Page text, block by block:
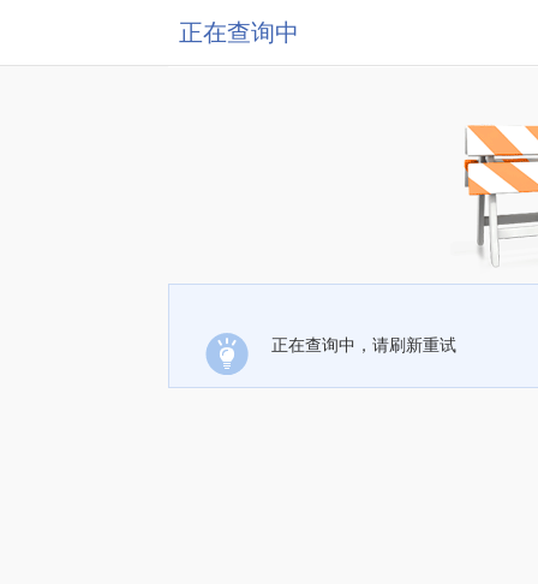
正在查询中
正在查询中，请刷新重试